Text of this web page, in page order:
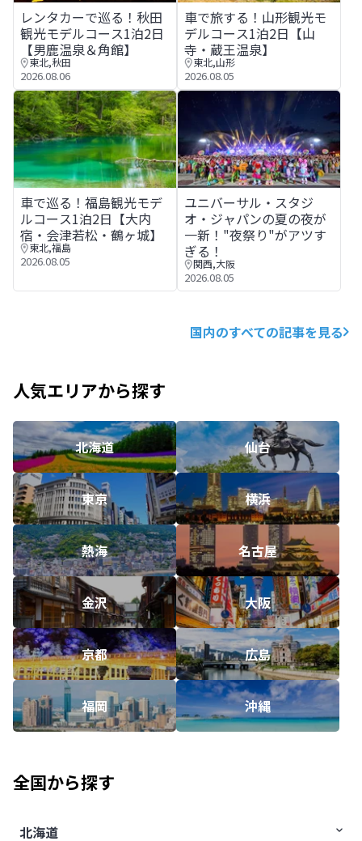
レンタカーで巡る！秋田観光モデルコース1泊2日【男鹿温
レンタカーで巡る！秋田
観光モデルコース1泊2日
【男鹿温泉＆角館】
東北,秋田
2026.08.06
車で旅する！山形観光モデル
車で旅する！山形観光モ
デルコース1泊2日【山
寺・蔵王温泉】
東北,山形
2026.08.05
車で巡る！福島観光モデルコース1泊2日【大内宿・会津若
車で巡る！福島観光モデ
ルコース1泊2日【大内
宿・会津若松・鶴ヶ城】
東北,福島
2026.08.05
ユニバーサル・スタジオ・ジ
ユニバーサル・スタジ
オ・ジャパンの夏の夜が
一新！"夜祭り"がアツす
ぎる！
関西,大阪
2026.08.05
国内のすべての記事を見る
人気エリアから探す
北海道 仙台
東京 横浜
熱海 名古屋
金沢 大阪
京都 広島
福岡 沖縄
全国から探す
北海道